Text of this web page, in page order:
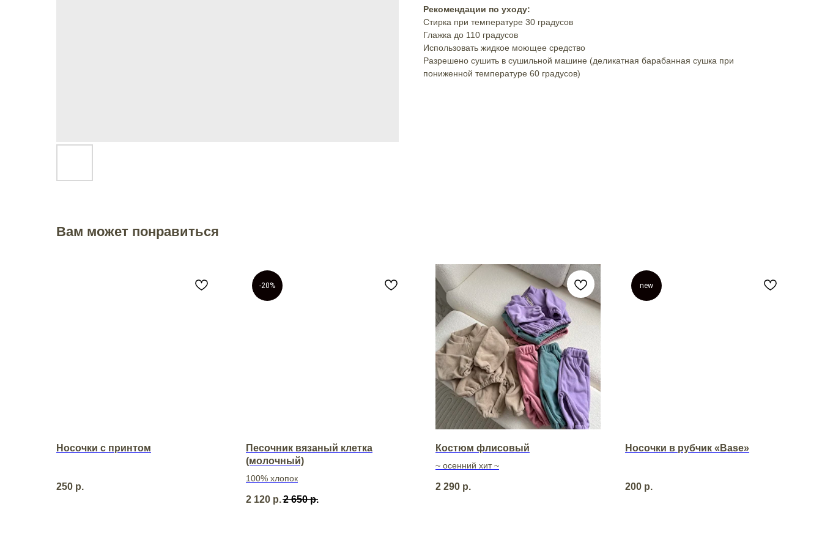
Рекомендации по уходу:
Стирка при температуре 30 градусов
Глажка до 110 градусов
Использовать жидкое моющее средство
Разрешено сушить в сушильной машине (деликатная барабанная сушка при
пониженной температуре 60 градусов)
Вам может понравиться
Носочки с принтом
250 р.
-20%
Песочник вязаный клетка
(молочный)
100% хлопок
2 120 р.2 650 р.
Костюм флисовый
~ осенний хит ~
2 290 р.
new
Носочки в рубчик «Base»
200 р.